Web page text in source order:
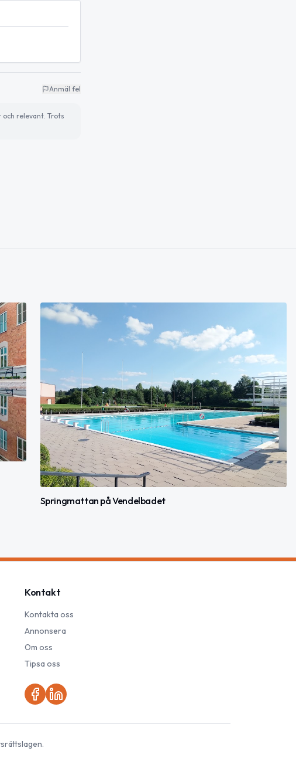
Anmäl fel
relevant. Trots
Springmattan på Vendelbadet
Kontakt
Kontakta oss
Annonsera
Om oss
Tipsa oss